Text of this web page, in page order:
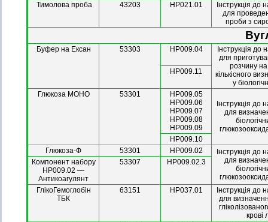
Тимолова проба
43203 HP021.01
Інструкція до
для
проби з
Буфер на Ексан 53303 HP009.04
Інструкція до
для
розчину
кількісного
у
HP009.11
Глюкоза МОНО 53301
HP009.05
HP009.06
HP009.07
HP009.08
HP009.09
Інструкція до
для
HP009.10
Глюкоза-Ф
53301 HP009.02
Інструкція до
для
Компонент набору
HP009.02 —
Антикоагулянт
53307 HP009.02.3
ГлікоГемоглобін
ТБК
63151 НР037.01
Інструкція до
для
крові